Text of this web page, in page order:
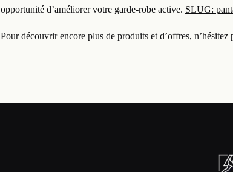
opportunité d’améliorer votre garde-robe active. SLUG:
Pour découvrir encore plus de produits et d’offres,